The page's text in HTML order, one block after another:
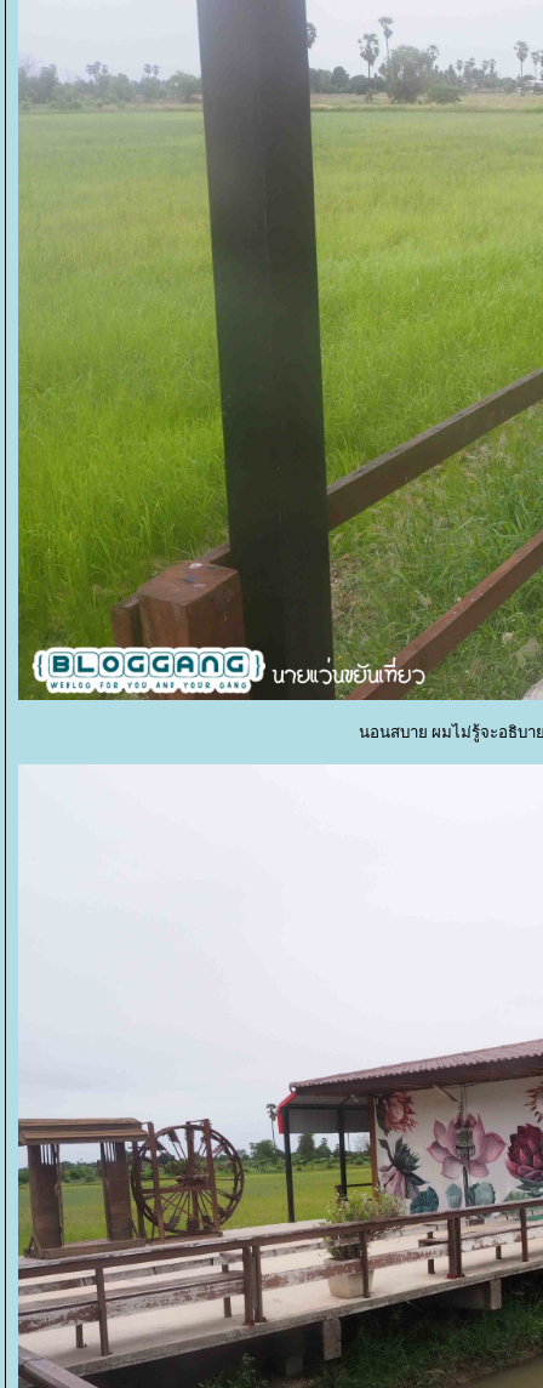
นอนสบาย ผมไม่รู้จะอธิบา